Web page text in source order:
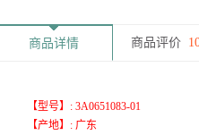
商品详情 商品评价
【型号】: 3A0651083-01
【产地】: 广东